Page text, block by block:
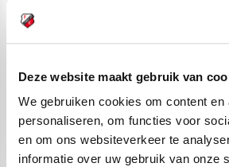
Deze website maakt gebruik van
We gebruiken cookies om content en
personaliseren, om functies voor
en om ons websiteverkeer te
informatie over uw gebruik van onze